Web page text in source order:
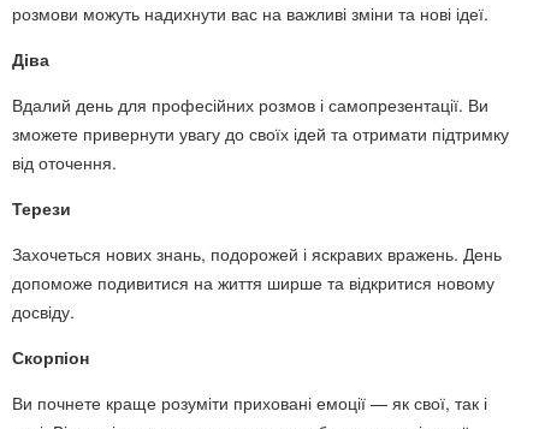
розмови можуть надихнути вас на важливі зміни та нові ідеї.
Діва
Вдалий день для професійних розмов і самопрезентації. Ви
зможете привернути увагу до своїх ідей та отримати підтримку
від оточення.
Терези
Захочеться нових знань, подорожей і яскравих вражень. День
допоможе подивитися на життя ширше та відкритися новому
досвіду.
Скорпіон
Ви почнете краще розуміти приховані емоції — як свої, так і